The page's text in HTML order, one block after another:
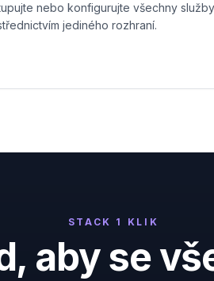
nebo konfigurujte všechny služby
jediného rozhraní.
STACK 1 KLIK
aby se